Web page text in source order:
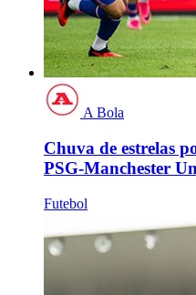
A Bola
Chuva de estrelas
PSG-Manchester
Futebol